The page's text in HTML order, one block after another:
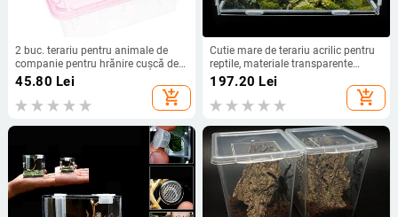
2 buc. terariu pentru animale de
companie pentru hrănire cușcă de
reproducție pentru animale, șarpe
profesional, husă de transport
pentru melci
45.80 Lei
add_shopping_cart
Cutie mare de terariu acrilic pentru
reptile, materiale transparente
durabile pentru animale de
companie pentru animale cu sânge
rece, reptile, animale de companie,
197.20 Lei
add_shopping_cart